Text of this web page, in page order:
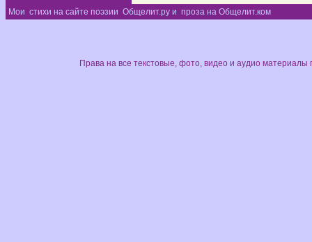
Мои стихи на сайте поэзии Общелит.ру и проза на Общелит.ком
Права на все текстовые, фото, видео и аудио